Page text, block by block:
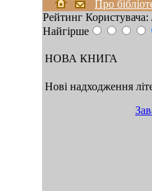
Про
Рейтинг Користувача:
Найгірше
НОВА КНИГА
Нові надходження